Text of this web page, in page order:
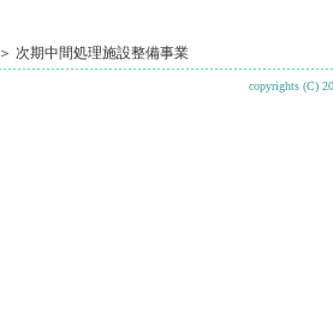
＞ 次期中間処理施設整備事業
copyrights (C)